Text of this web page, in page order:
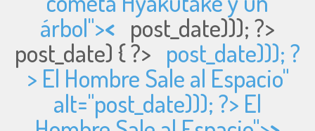
árbol">< post_date))); ?>
post_date) { ?> post_date))); ?
> El Hombre Sale al Espacio"
alt="post_date))); ?> El